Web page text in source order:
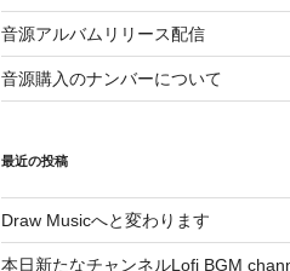
音源アルバムリリース配信
音源購入のナンバーについて
最近の投稿
Draw Musicへと変わります
本日新たなチャンネルLofi BGM